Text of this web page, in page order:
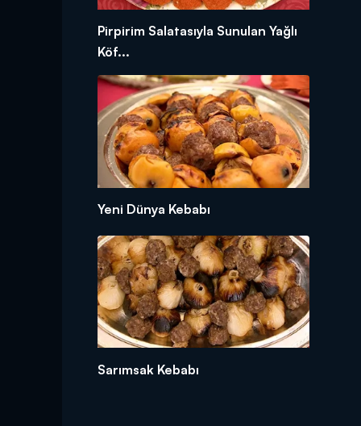
Pirpirim Salatasıyla Sunulan Yağlı
Köf...
Yeni Dünya Kebabı
Sarımsak Kebabı